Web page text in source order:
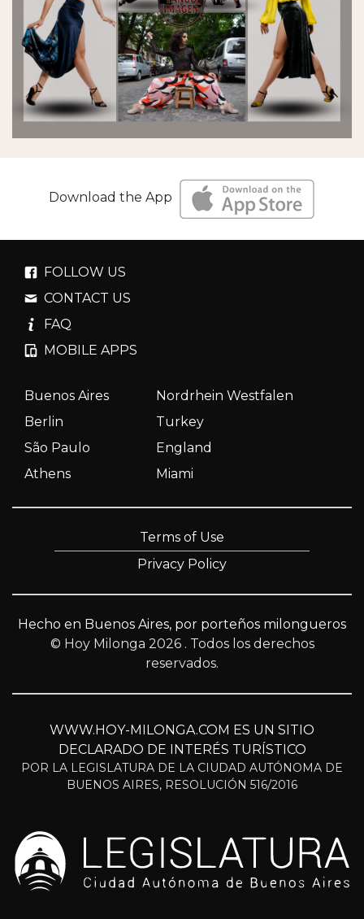
Download the App
FOLLOW US
CONTACT US
FAQ
MOBILE APPS
Buenos Aires
Nordrhein Westfalen
Berlin
Turkey
São Paulo
England
Athens
Miami
Terms of Use
Privacy Policy
Hecho en Buenos Aires, por porteños milongueros
© Hoy Milonga 2026 . Todos los derechos
reservados.
WWW.HOY-MILONGA.COM ES UN SITIO
DECLARADO DE INTERÉS TURÍSTICO
POR LA LEGISLATURA DE LA CIUDAD AUTÓNOMA DE
BUENOS AIRES, RESOLUCIÓN 516/2016